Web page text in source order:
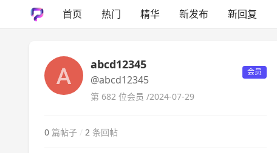
首页 热门 精华 新发布 新回复
abcd12345
@abcd12345
会员
第 682 位会员 /2024-07-29
0 篇帖子 / 2 条回帖